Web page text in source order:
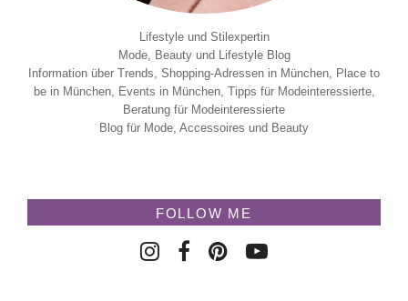
Lifestyle und Stilexpertin
Mode, Beauty und Lifestyle Blog
Information über Trends, Shopping-Adressen in München, Place to
be in München, Events in München, Tipps für Modeinteressierte,
Beratung für Modeinteressierte
Blog für Mode, Accessoires und Beauty
FOLLOW ME